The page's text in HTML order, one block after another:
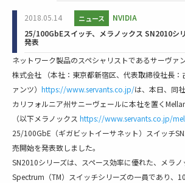
2018.05.14 ニュース
NVIDIA
25/100GbEスイッチ、メラノックス SN2010シ
発表
ネットワーク製品のスペシャリストであるサーヴァ
株式会社 （本社：東京都新宿区、代表取締役社長：
ァンツ） https://www.servants.co.jp/は、本日、同
カリフォルニア州サニーヴェールに本社を置く
（以下メラノックス https://www.servants.co.jp/
25/100GbE（ギガビットイーサネット）スイッチ
売開始を発表致しました。
SN2010シリーズは、スペース効率に優れた、メラノ
Spectrum（TM）スイッチシリーズの一員であり、